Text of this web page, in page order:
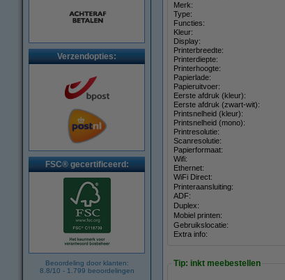
Verzendopties:
FSC® gecertificeerd:
Beoordeling door klanten:
8.8/10 - 1.799 beoordelingen
Merk:
Type:
Functies:
Kleur:
Display:
Printerbreedte:
Printerdiepte:
Printerhoogte:
Papierlade:
Papieruitvoer:
Eerste afdruk (kleur):
Eerste afdruk (zwart-wit):
Printsnelheid (kleur):
Printsnelheid (mono):
Printresolutie:
Scanresolutie:
Papierformaat:
Wifi:
Ethernet:
WiFi Direct:
Printeraansluiting:
ADF:
Duplex:
Mobiel printen:
Gebruikslocatie:
Extra info:
Tip: inkt meebestellen